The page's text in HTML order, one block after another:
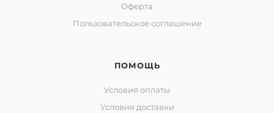
Оферта
Пользовательское соглашение
ПОМОЩЬ
Условия оплаты
Условия доставки